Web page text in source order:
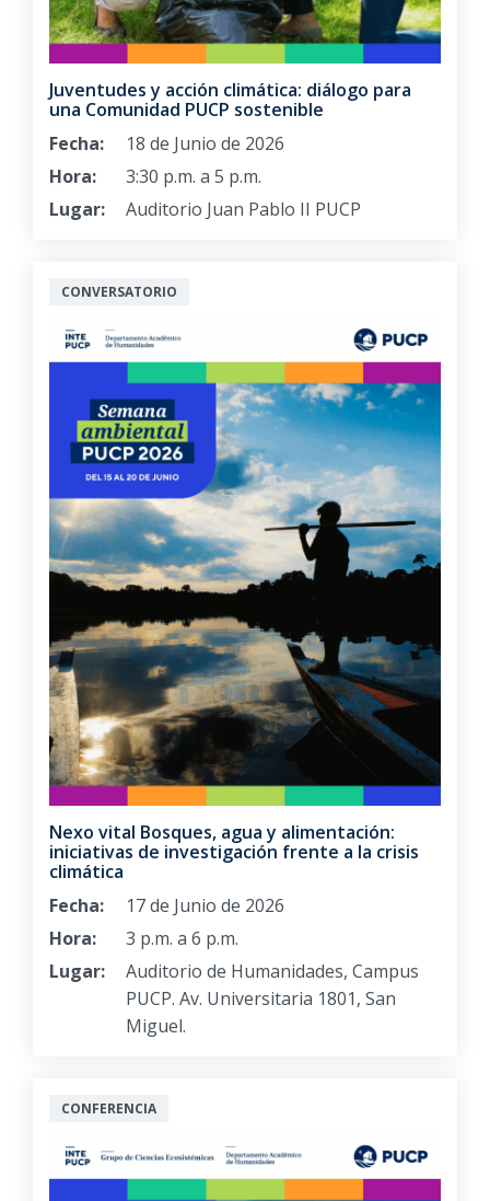
Juventudes y acción climática: diálogo para
una Comunidad PUCP sostenible
Fecha:
18 de Junio de 2026
Hora:
3:30 p.m. a 5 p.m.
Lugar:
Auditorio Juan Pablo II PUCP
CONVERSATORIO
Nexo vital Bosques, agua y alimentación:
iniciativas de investigación frente a la crisis
climática
Fecha:
17 de Junio de 2026
Hora:
3 p.m. a 6 p.m.
Lugar:
Auditorio de Humanidades, Campus
PUCP. Av. Universitaria 1801, San
Miguel.
CONFERENCIA